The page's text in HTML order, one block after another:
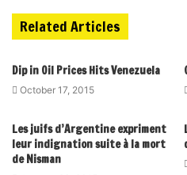
Related Articles
Dip in Oil Prices Hits Venezuela
October 17, 2015
Les juifs d’Argentine expriment
leur indignation suite à la mort
de Nisman